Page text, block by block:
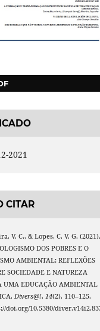
2021
CITAR
V. C., & Lopes, C. V. G.
DOS POBRES E O
AMBIENTAL: REFLEXÕES
SOCIEDADE E NATUREZA
UMA EDUCAÇÃO AMBIENTAL
Divers@!, 14(2), 110–125.
doi.org/10.5380/